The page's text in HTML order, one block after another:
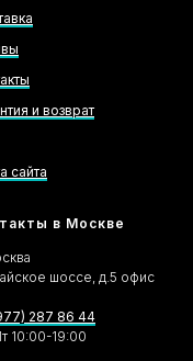
и возврат
сайта
в Москве
шоссе, д.5 офис
287 86 44
10:00-19:00